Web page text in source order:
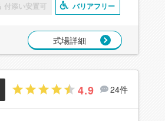
付添い安置可 バリアフリー
式場詳細
4.9 24件